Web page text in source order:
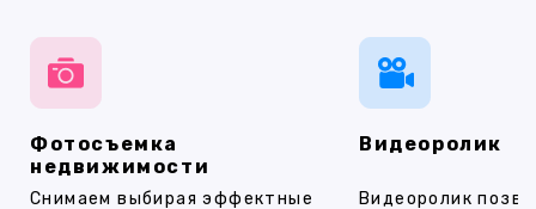
Фотосъемка
недвижимости
Снимаем выбирая эффектные
Видеоролик
Видеоролик